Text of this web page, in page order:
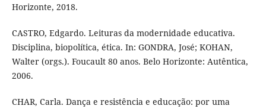
Horizonte, 2018.
CASTRO, Edgardo. Leituras da modernidade educativa.
Disciplina, biopolítica, ética. In: GONDRA, José; KOHAN,
Walter (orgs.). Foucault 80 anos. Belo Horizonte: Autêntica,
2006.
CHAR, Carla. Dança e resistência e educação: por uma